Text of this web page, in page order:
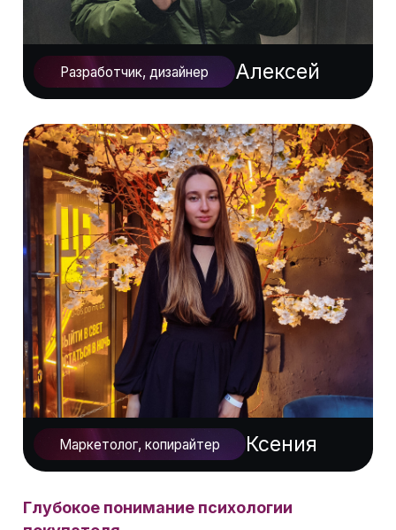
ЦЕНЫ
Одностраничный сайт
от 30 000 ₽ до 50 000 ₽
Лендинг с продуманным дизайном и
контентом, который призывает
пользователя к действию. Например:
записаться на бьюти услуги, запросить
смету на строительство, оставить заявку
на курс по фитнесу, питанию или
психологии.
Многостраничный сайт
от 40 000 ₽ до 60 000 ₽
Создание сайта с более сложной
структурой: несколькими страницами,
блоками с ссылками.